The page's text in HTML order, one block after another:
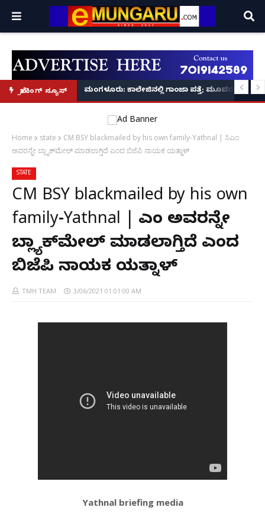
ಬ್ರೇಕಿಂಗ್ ನ್ಯೂಸ್
ಕಾಲಿನಲ್ಲೇ ಅಂತಿಮ ದರ್ಶನ!
ಪ್ರಕರಣ5 ಮಂದಿ ವಿದ್ಯಾರ್ಥಿಗಳು ಬಂಧನ
ಮಂಗಳೂರು: ಕಾಲೇಜಿನಲ್ಲಿ ಗಾಂಜಾ ಪತ್ತೆ; ಮೂವರು
Home state
CM BSY blackmailed by his own family-Yathnal | ಸಿಎಂ
ಅವರನ್ನೇ ಬ್ಲ್ಯಾಕ್‌ಮೇಲ್ ಮಾಡಲಾಗ್ತಿದೆ ಎಂದ ಬಿಜೆಪಿ ನಾಯಕ ಯತ್ನಾಳ್
STATE
CM BSY blackmailed by his own
family-Yathnal | ಸಿಎಂ ಅವರನ್ನೇ
ಬ್ಲ್ಯಾಕ್‌ಮೇಲ್ ಮಾಡಲಾಗ್ತಿದೆ ಎಂದ
ಬಿಜೆಪಿ ನಾಯಕ ಯತ್ನಾಳ್
TMH TEAM 3/06/2021 01:01:00 AM
Yathnal briefing media